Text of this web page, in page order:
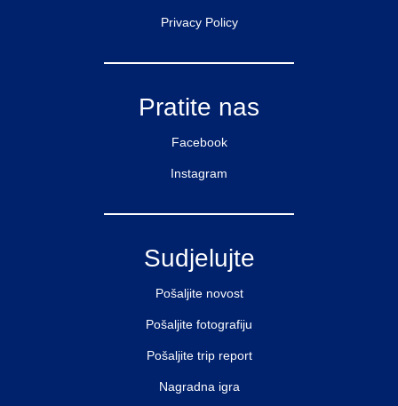
Privacy Policy
Pratite nas
Facebook
Instagram
Sudjelujte
Pošaljite novost
Pošaljite fotografiju
Pošaljite trip report
Nagradna igra